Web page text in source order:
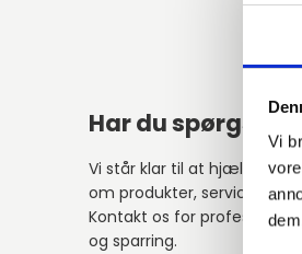
Vi
Har du
Vi står klar til at hjælpe
om produkter, service eller
Kontakt os for professionel
og sparring.